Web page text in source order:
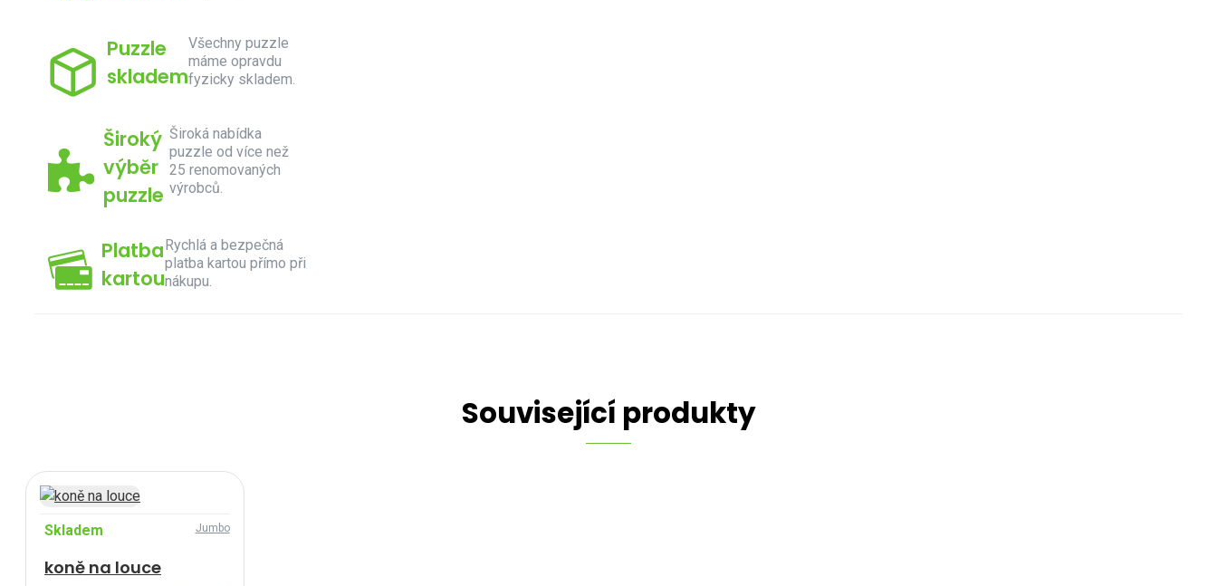
Puzzle
skladem
Všechny puzzle
máme opravdu
fyzicky skladem.
Široký
výběr
puzzle
Široká nabídka
puzzle od více než
25 renomovaných
výrobců.
Platba
kartou
Rychlá a bezpečná
platba kartou přímo při
nákupu.
Související produkty
Skladem Jumbo
koně na louce